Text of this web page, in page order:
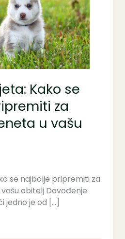
Kako se
za
u vašu
se najbolje pripremiti za
obitelj Dovođenje
jedno je od […]